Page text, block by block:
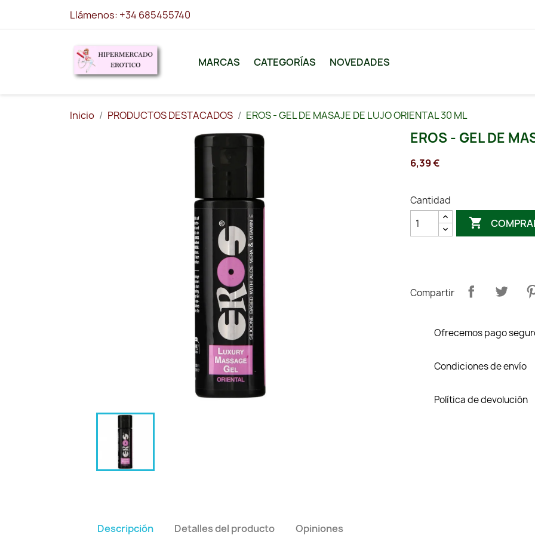
Llámenos: +34 685455740
MARCAS CATEGORÍAS NOVEDADES
Inicio PRODUCTOS DESTACADOS EROS - GEL DE MASAJE DE LUJO ORIENTAL 30 ML
EROS - GEL DE
6,39 €
Cantidad

Compartir
Ofrecemos pago
Condiciones de envío
Política de devolución
Descripción Detalles del producto Opiniones